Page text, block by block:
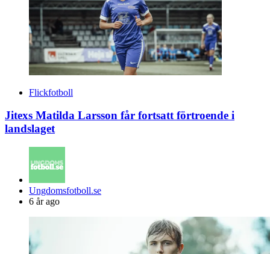
Flickfotboll
Jitexs Matilda Larsson får fortsatt förtroende i
landslaget
Posted
by
Ungdomsfotboll.se
6 år ago